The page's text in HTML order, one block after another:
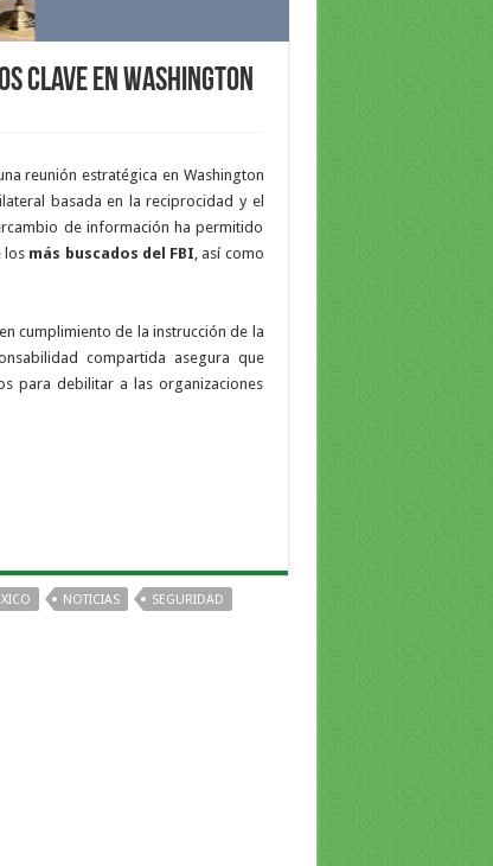
clave en Washington
reunión estratégica en Washington
basada en la reciprocidad y el
de información ha permitido
los más buscados del FBI, así como
cumplimiento de la instrucción de la
compartida asegura que
para debilitar a las organizaciones
NOTICIAS SEGURIDAD